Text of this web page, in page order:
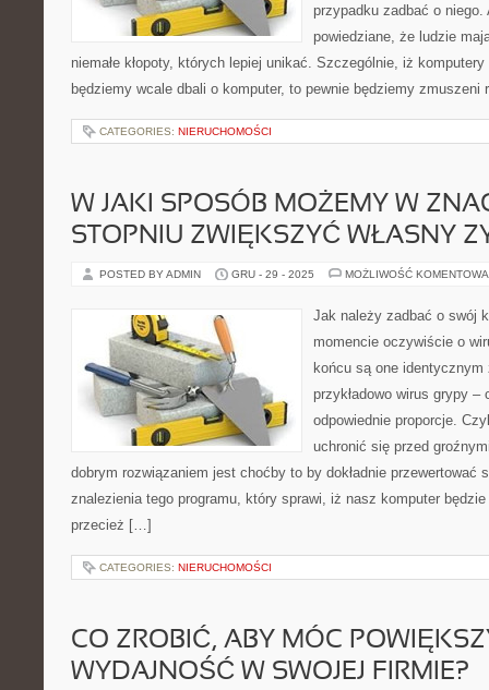
przypadku zadbać o niego.
powiedziane, że ludzie
niemałe kłopoty, których lepiej unikać. Szczególnie, iż
będziemy wcale dbali o komputer, to pewnie będziemy
CATEGORIES: NIERUCHOMOŚCI
W JAKI SPOSÓB MOŻEMY W
STOPNIU ZWIĘKSZYĆ WŁASNY
POSTED BY ADMIN GRU - 29 - 2025 MOŻLIWOŚĆ
Jak należy zadbać o swój
momencie oczywiście o
końcu są one identycznym
przykładowo wirus grypy
odpowiednie proporcje.
uchronić się przed
dobrym rozwiązaniem jest choćby to by dokładnie przewertować
znalezienia tego programu, który sprawi, iż nasz komputer
przecież […]
CATEGORIES: NIERUCHOMOŚCI
CO ZROBIĆ, ABY MÓC
WYDAJNOŚĆ W SWOJEJ FIRMIE?